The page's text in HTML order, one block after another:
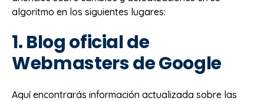
algoritmo en los siguientes lugares:
1. Blog oficial de
Webmasters de Google
Aquí encontrarás información actualizada sobre las